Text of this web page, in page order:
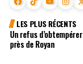
LES PLUS RÉCENTS
Un refus
près de Royan